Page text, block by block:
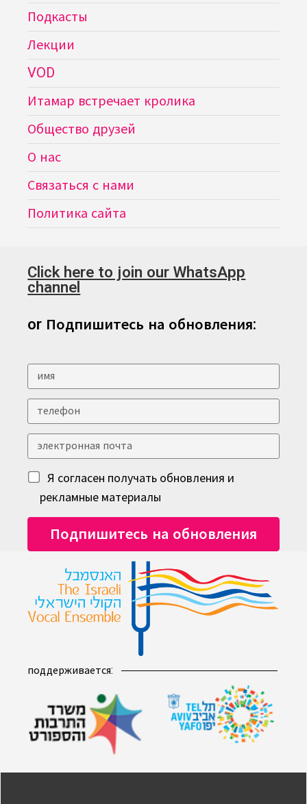
Подкасты
Лекции
VOD
Итамар встречает кролика
Общество друзей
О нас
Связаться с нами
Политика сайта
Click here to join our WhatsApp
channel
or Подпишитесь на обновления:
Я согласен получать обновления и
рекламные материалы
поддерживается: